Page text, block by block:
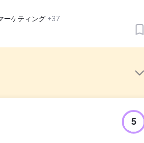
ーケティング +37
指していました。しかし、ウェブサイトは
外での検索結果の可視性に欠けており、国内
5